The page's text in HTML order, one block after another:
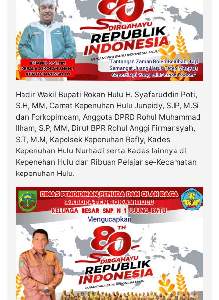
Hadir Wakil Bupati Rokan Hulu H. Syafaruddin Poti,
S.H, MM, Camat Kepenuhan Hulu Juneidy, S.IP, M.Si
dan Forkopimcam, Anggota DPRD Rohul Muhammad
Ilham, S.P, MM, Dirut BPR Rohul Anggi Firmansyah,
S.T, M.M, Kapolsek Kepenuhan Refly, Kades
Kepenuhan Hulu Nurhadi serta Kades lainnya di
Kepenehan Hulu dan Ribuan Pelajar se-Kecamatan
kepenuhan Hulu.